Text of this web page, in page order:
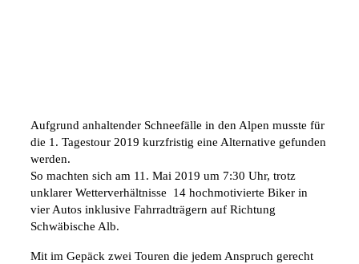
Aufgrund anhaltender Schneefälle in den Alpen musste für
die 1. Tagestour 2019 kurzfristig eine Alternative gefunden
werden.
So machten sich am 11. Mai 2019 um 7:30 Uhr, trotz
unklarer Wetterverhältnisse 14 hochmotivierte Biker in
vier Autos inklusive Fahrradträgern auf Richtung
Schwäbische Alb.
Mit im Gepäck zwei Touren die jedem Anspruch gerecht